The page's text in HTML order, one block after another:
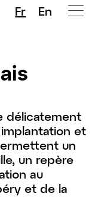
Fr En
délicatement
et
un
un repère
au
et de la